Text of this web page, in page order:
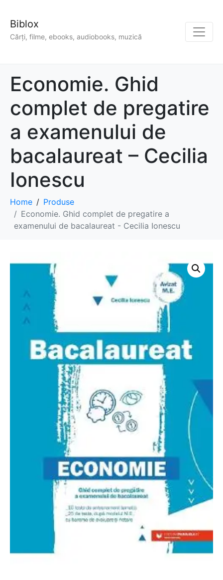
Biblox
Cărți, filme, ebooks, audiobooks, muzică
Economie. Ghid
complet de pregatire
a examenului de
bacalaureat – Cecilia
Ionescu
Home
Produse
Economie. Ghid complet de pregatire a
examenului de bacalaureat - Cecilia Ionescu